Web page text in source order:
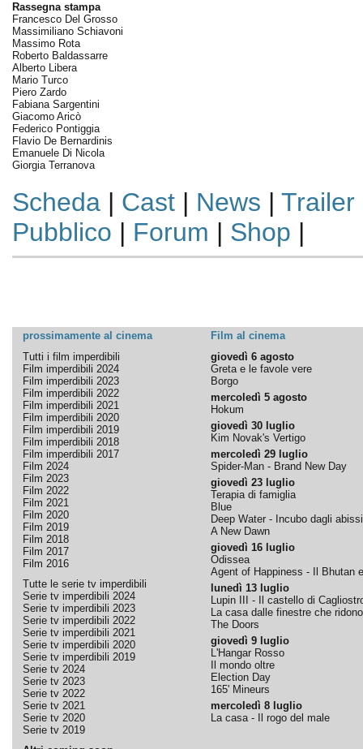
Rassegna stampa
Francesco Del Grosso
Massimiliano Schiavoni
Massimo Rota
Roberto Baldassarre
Alberto Libera
Mario Turco
Piero Zardo
Fabiana Sargentini
Giacomo Aricò
Federico Pontiggia
Flavio De Bernardinis
Emanuele Di Nicola
Giorgia Terranova
Scheda| Cast| News | Trailer
Pubblico | Forum | Shop |
prossimamente al cinema
Film al cinema
Tutti i film imperdibili
Film imperdibili 2024
Film imperdibili 2023
Film imperdibili 2022
Film imperdibili 2021
Film imperdibili 2020
Film imperdibili 2019
Film imperdibili 2018
Film imperdibili 2017
Film 2024
Film 2023
Film 2022
Film 2021
Film 2020
Film 2019
Film 2018
Film 2017
Film 2016
Tutte le serie tv imperdibili
Serie tv imperdibili 2024
Serie tv imperdibili 2023
Serie tv imperdibili 2022
Serie tv imperdibili 2021
Serie tv imperdibili 2020
Serie tv imperdibili 2019
Serie tv 2024
Serie tv 2023
Serie tv 2022
Serie tv 2021
Serie tv 2020
Serie tv 2019
giovedì 6 agosto
Greta e le favole vere
Borgo
mercoledì 5 agosto
Hokum
giovedì 30 luglio
Kim Novak's Vertigo
mercoledì 29 luglio
Spider-Man - Brand New Day
giovedì 23 luglio
Terapia di famiglia
Blue
Deep Water - Incubo dagli abissi
A New Dawn
giovedì 16 luglio
Odissea
Agent of Happiness - Il Bhutan
lunedì 13 luglio
Lupin III - Il castello di
La casa dalle finestre che ridono
The Doors
giovedì 9 luglio
L'Hangar Rosso
Il mondo oltre
Election Day
165' Mineurs
mercoledì 8 luglio
La casa - Il rogo del male